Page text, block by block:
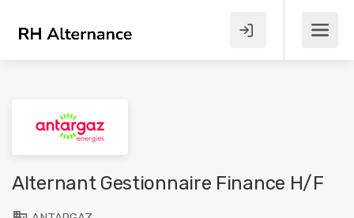
Alternant Gestionnaire Finance H/F